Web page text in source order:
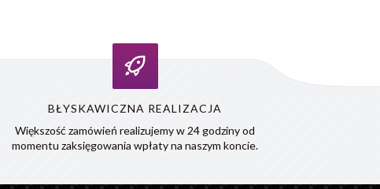
BŁYSKAWICZNA REALIZACJA
Większość zamówień realizujemy w 24 godziny od
momentu zaksięgowania wpłaty na naszym koncie.